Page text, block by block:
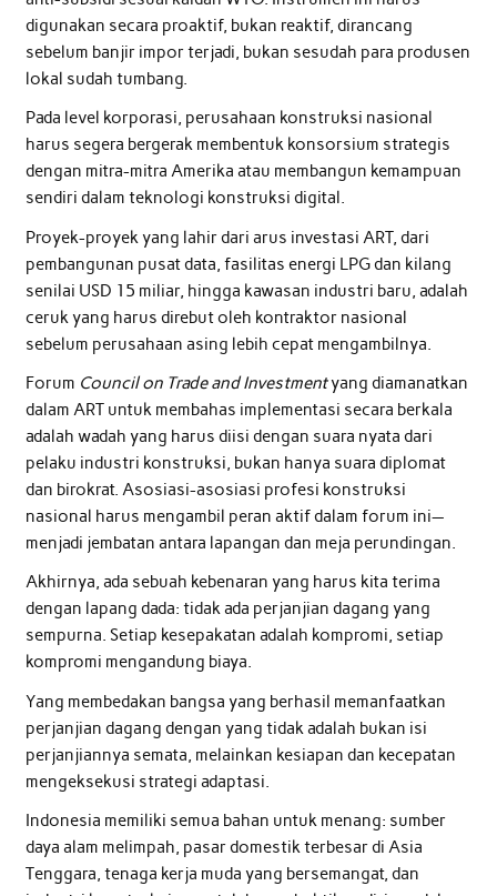
digunakan secara proaktif, bukan reaktif, dirancang
sebelum banjir impor terjadi, bukan sesudah para produsen
lokal sudah tumbang.
Pada level korporasi, perusahaan konstruksi nasional
harus segera bergerak membentuk konsorsium strategis
dengan mitra-mitra Amerika atau membangun kemampuan
sendiri dalam teknologi konstruksi digital.
Proyek-proyek yang lahir dari arus investasi ART, dari
pembangunan pusat data, fasilitas energi LPG dan kilang
senilai USD 15 miliar, hingga kawasan industri baru, adalah
ceruk yang harus direbut oleh kontraktor nasional
sebelum perusahaan asing lebih cepat mengambilnya.
Forum Council on Trade and Investmentyang diamanatkan
dalam ART untuk membahas implementasi secara berkala
adalah wadah yang harus diisi dengan suara nyata dari
pelaku industri konstruksi, bukan hanya suara diplomat
dan birokrat. Asosiasi-asosiasi profesi konstruksi
nasional harus mengambil peran aktif dalam forum ini—
menjadi jembatan antara lapangan dan meja perundingan.
Akhirnya, ada sebuah kebenaran yang harus kita terima
dengan lapang dada: tidak ada perjanjian dagang yang
sempurna. Setiap kesepakatan adalah kompromi, setiap
kompromi mengandung biaya.
Yang membedakan bangsa yang berhasil memanfaatkan
perjanjian dagang dengan yang tidak adalah bukan isi
perjanjiannya semata, melainkan kesiapan dan kecepatan
mengeksekusi strategi adaptasi.
Indonesia memiliki semua bahan untuk menang: sumber
daya alam melimpah, pasar domestik terbesar di Asia
Tenggara, tenaga kerja muda yang bersemangat, dan